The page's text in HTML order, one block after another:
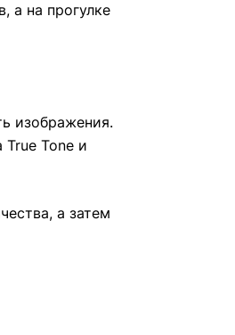
а на прогулке
изображения.
Tone и
а затем